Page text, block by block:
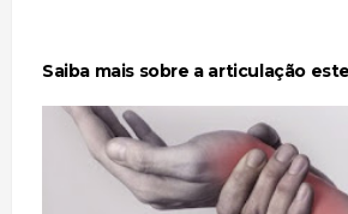
Saiba mais sobre a articulação